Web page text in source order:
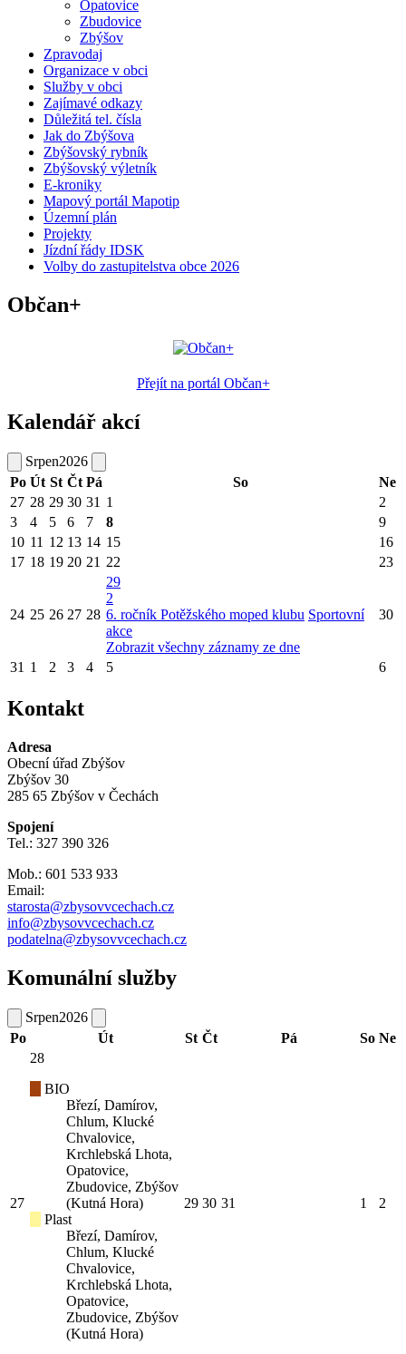
Opatovice
Zbudovice
Zbýšov
Zpravodaj
Organizace v obci
Služby v obci
Zajímavé odkazy
Důležitá tel. čísla
Jak do Zbýšova
Zbýšovský rybník
Zbýšovský výletník
E-kroniky
Mapový portál Mapotip
Územní plán
Projekty
Jízdní řády IDSK
Volby do zastupitelstva obce 2026
Občan+
Přejít na portál Občan+
Kalendář akcí
Srpen2026
Po Út St Čt Pá So
Ne
27 28 29 30 31 1
2
3
4 5 6 7 8
9
10 11 12 13 14 15
16
17 18 19 20 21 22 23
24 25 26 27 28
29
2
6. ročník Potěžského moped klubu Sportovní
akce
Zobrazit všechny záznamy ze dne
30
31 1 2 3 4 5 6
Kontakt
Adresa
Obecní úřad Zbýšov
Zbýšov 30
285 65 Zbýšov v Čechách
Spojení
Tel.: 327 390 326
Mob.: 601 533 933
Email:
starosta@zbysovvcechach.cz
info@zbysovvcechach.cz
podatelna@zbysovvcechach.cz
Komunální služby
Srpen2026
Po
Út St Čt Pá So Ne
27
28
BIO
Březí, Damírov,
Chlum, Klucké
Chvalovice,
Krchlebská Lhota,
Opatovice,
Zbudovice, Zbýšov
(Kutná Hora)
Plast
Březí, Damírov,
Chlum, Klucké
Chvalovice,
Krchlebská Lhota,
Opatovice,
Zbudovice, Zbýšov
(Kutná Hora)
29 30 31 1 2